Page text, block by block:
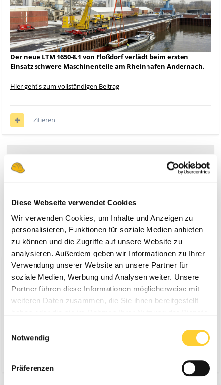
Diese Webseite verwendet Cookies
Wir verwenden Cookies, um Inhalte und Anzeigen zu
personalisieren, Funktionen für soziale Medien anbieten
zu können und die Zugriffe auf unsere Website zu
analysieren. Außerdem geben wir Informationen zu Ihrer
Verwendung unserer Website an unsere Partner für
soziale Medien, Werbung und Analysen weiter. Unsere
Partner führen diese Informationen möglicherweise mit
weiteren Daten zusammen, die Sie ihnen bereitgestellt
Notwendig
Präferenzen
Der neue LTM 1650-8.1 von Floßdorf verlädt beim ersten
Einsatz schwere Maschinenteile am Rheinhafen Andernach.
Hier geht's zum vollständigen Beitrag
Zitieren
Registriere dich um diese Anzeige nicht mehr zu sehen.
Diskutiere mit!
Du kannst jetzt antworten und Dich später anmelden. Wenn du
bereits einen Account hast kannst du dich hieranmelden.
Note:Your post will require moderator approval before it will be